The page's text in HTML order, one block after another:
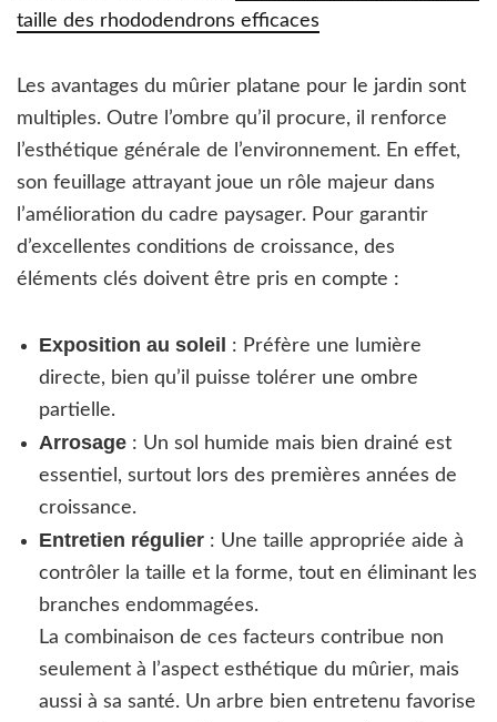
taille des rhododendrons efficaces
Les avantages du mûrier platane pour le jardin sont
multiples. Outre l’ombre qu’il procure, il renforce
l’esthétique générale de l’environnement. En effet,
son feuillage attrayant joue un rôle majeur dans
l’amélioration du cadre paysager. Pour garantir
d’excellentes conditions de croissance, des
éléments clés doivent être pris en compte :
Exposition au soleil : Préfère une lumière
directe, bien qu’il puisse tolérer une ombre
partielle.
Arrosage : Un sol humide mais bien drainé est
essentiel, surtout lors des premières années de
croissance.
Entretien régulier : Une taille appropriée aide à
contrôler la taille et la forme, tout en éliminant les
branches endommagées.
La combinaison de ces facteurs contribue non
seulement à l’aspect esthétique du mûrier, mais
aussi à sa santé. Un arbre bien entretenu favorise